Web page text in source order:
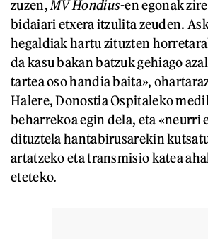
zuzen, MV Hondius-en egonak
bidaiari etxera itzulita zeuden.
hegaldiak hartu zituzten
da kasu bakan batzuk gehiago
tartea oso handia baita»,
Halere, Donostia Ospitaleko
beharrekoa egin dela, eta «neurri
dituztela hantabirusarekin
artatzeko eta transmisio katea
eteteko.